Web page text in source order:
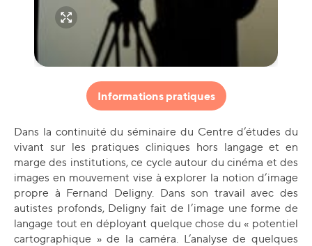
Informations pratiques
Dans la continuité du séminaire du Centre d’études du
vivant sur les pratiques cliniques hors langage et en
marge des institutions, ce cycle autour du cinéma et des
images en mouvement vise à explorer la notion d’image
propre à Fernand Deligny. Dans son travail avec des
autistes profonds, Deligny fait de l’image une forme de
langage tout en déployant quelque chose du « potentiel
cartographique » de la caméra. L’analyse de quelques